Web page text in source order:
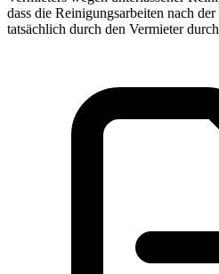
dass die Reinigungsarbeiten nach
tatsächlich durch den Vermieter